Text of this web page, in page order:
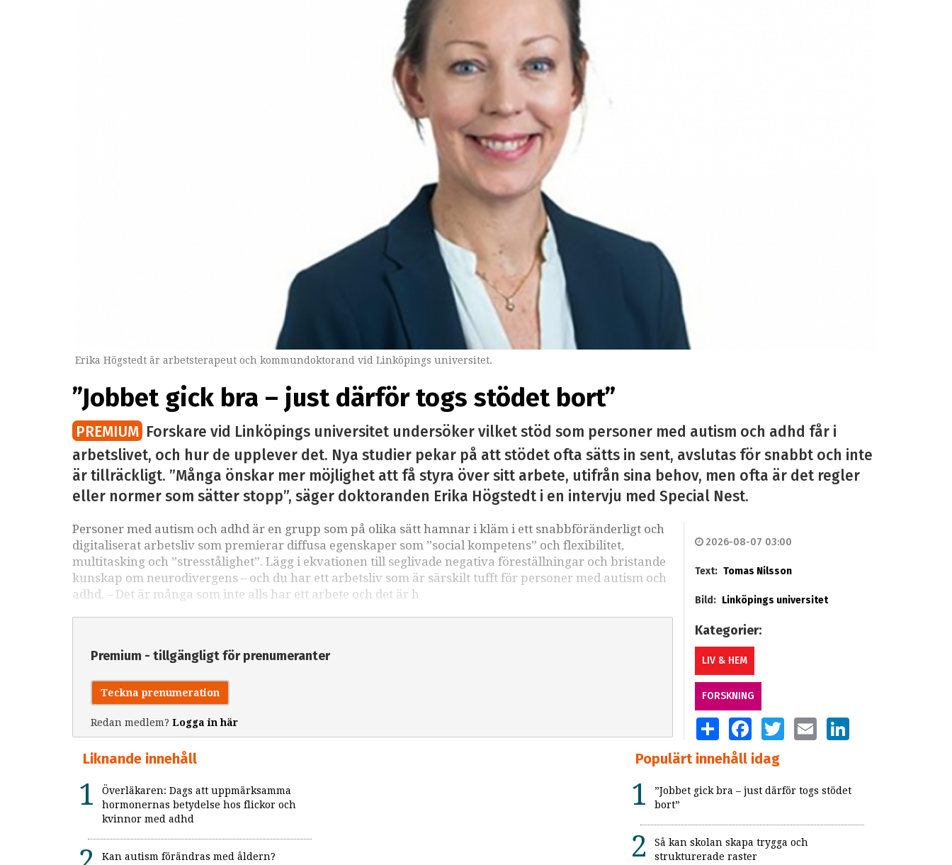
Erika Högstedt är arbetsterapeut och kommundoktorand vid Linköpings universitet.
”Jobbet gick bra – just därför togs stödet bort”
PREMIUM Forskare vid Linköpings universitet undersöker vilket stöd som personer med autism och adhd får i
arbetslivet, och hur de upplever det. Nya studier pekar på att stödet ofta sätts in sent, avslutas för snabbt och inte
är tillräckligt. ”Många önskar mer möjlighet att få styra över sitt arbete, utifrån sina behov, men ofta är det regler
eller normer som sätter stopp”, säger doktoranden Erika Högstedt i en intervju med Special Nest.
Personer med autism och adhd är en grupp som på olika sätt hamnar i kläm i ett snabbföränderligt och
digitaliserat arbetsliv som premierar diffusa egenskaper som ”social kompetens” och flexibilitet,
multitasking och ”stresstålighet”. Lägg i ekvationen till seglivade negativa föreställningar och bristande
kunskap om neurodivergens – och du har ett arbetsliv som är särskilt tufft för personer med autism och
adhd. – Det är många som inte alls har ett arbete och det är h
Premium - tillgängligt för prenumeranter
Teckna prenumeration
Redan medlem? Logga in här
2026-08-07 03:00
Text: Tomas Nilsson
Bild: Linköpings universitet
Kategorier:
LIV & HEM
FORSKNING
SHARE FACEBOOKTWITTEREMAIL LINKEDIN
Liknande innehåll
Överläkaren: Dags att uppmärksamma
hormonernas betydelse hos flickor och
kvinnor med adhd
Kan autism förändras med åldern?
Populärt innehåll idag
”Jobbet gick bra – just därför togs stödet
bort”
Så kan skolan skapa trygga och
strukturerade raster